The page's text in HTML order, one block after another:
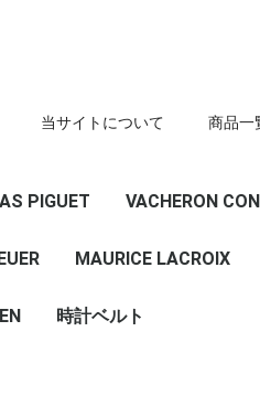
当サイトについて 商品一
41
36
31 （ボーイズ）
28 (レディース）
その他
ュ
41
36
34 （ボーイズ）
31 （ボーイズ）
レディース
その他
PIGUET VACHERON
MAURICE LACROIX
時計ベルト